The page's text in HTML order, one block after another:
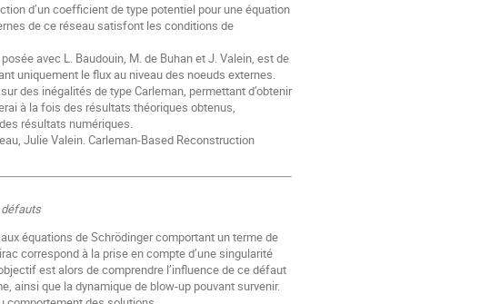
d’un coefficient de type potentiel pour une équation
de ce réseau satisfont les conditions de
avec L. Baudouin, M. de Buhan et J. Valein, est de
uniquement le flux au niveau des noeuds externes.
des inégalités de type Carleman, permettant d’obtenir
à la fois des résultats théoriques obtenus,
résultats numériques.
Julie Valein. Carleman-Based Reconstruction
équations de Schrödinger comportant un terme de
correspond à la prise en compte d’une singularité
est alors de comprendre l’influence de ce défaut
ainsi que la dynamique de blow-up pouvant survenir.